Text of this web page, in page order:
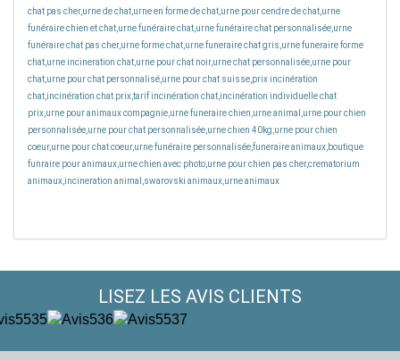
chat pas cher,urne de chat,urne en forme de chat,urne pour cendre de chat,urne
funéraire chien et chat,urne funéraire chat,urne funéraire chat personnalisée,urne
funéraire chat pas cher,urne forme chat,urne funeraire chat gris,urne funeraire forme
chat,urne incineration chat,urne pour chat noir,urne chat personnalisée,urne pour
chat,urne pour chat personnalisé,urne pour chat suisse,prix incinération
chat,incinération chat prix,tarif incinération chat,incinération individuelle chat
prix,urne pour animaux compagnie,urne funeraire chien,urne animal,urne pour chien
personnalisée,urne pour chat personnalisée,urne chien 40kg,urne pour chien
coeur,urne pour chat coeur,urne funéraire personnalisée,funeraire animaux,boutique
funraire pour animaux,urne chien avec photo,urne pour chien pas cher,crematorium
animaux,incineration animal,swarovski animaux,urne animaux
LISEZ LES AVIS CLIENTS